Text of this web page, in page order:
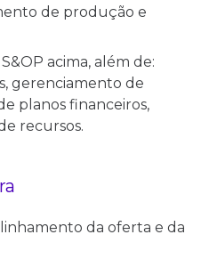
de produção e
acima, além de:
gerenciamento de
planos financeiros,
recursos.
da oferta e da